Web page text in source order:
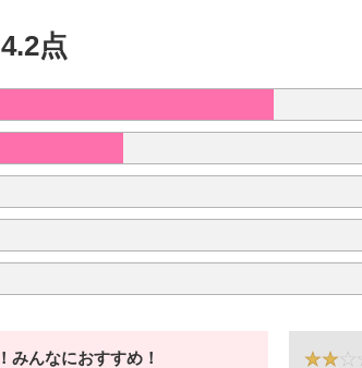
4.2点
みんなにおすすめ！